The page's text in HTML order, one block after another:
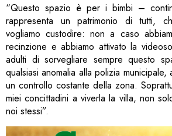
“Questo spazio è per i bimbi –
rappresenta un patrimonio di tutti,
vogliamo custodire: non a caso
recinzione e abbiamo attivato la
adulti di sorvegliare sempre questo
qualsiasi anomalia alla polizia
un controllo costante della zona.
miei concittadini a viverla la villa, non
noi stessi”.